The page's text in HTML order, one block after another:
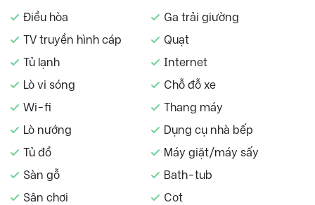
Điều hòa
Ga trải giường
TV truyền hình cáp
Quạt
Tủ lạnh
Internet
Lò vi sóng
Chỗ đỗ xe
Wi-fi
Thang máy
Lò nướng
Dụng cụ nhà bếp
Tủ đồ
Máy giặt/máy sấy
Sàn gỗ
Bath-tub
Sân chơi
Cot